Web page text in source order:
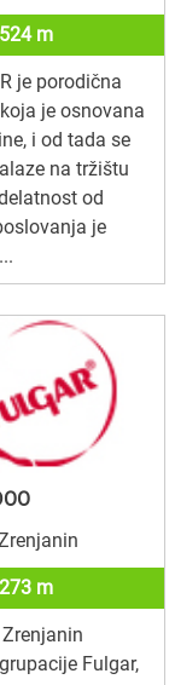
m
je porodična
je osnovana
i od tada se
na tržištu
od
je
m
Fulgar,